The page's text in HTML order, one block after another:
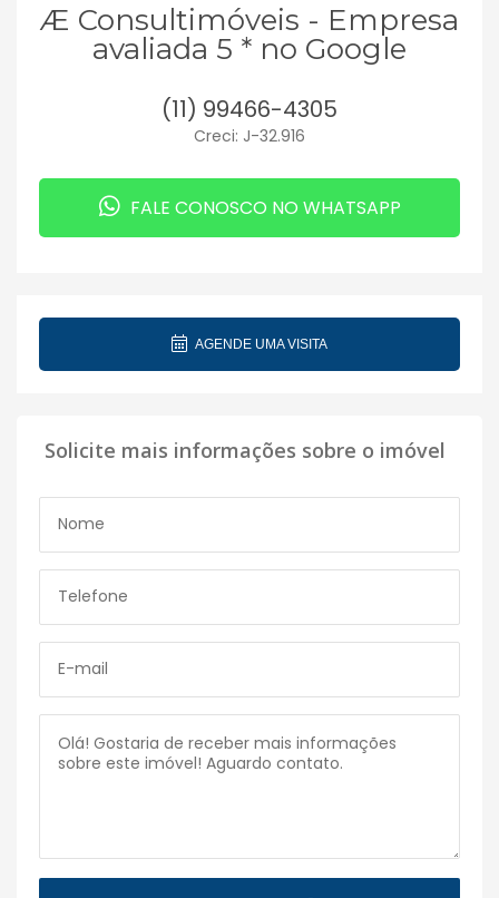
Æ Consultimóveis - Empresa
avaliada 5 * no Google
(11) 99466-4305
Creci: J-32.916
FALE CONOSCO NO WHATSAPP
AGENDE UMA VISITA
Solicite mais informações sobre o imóvel